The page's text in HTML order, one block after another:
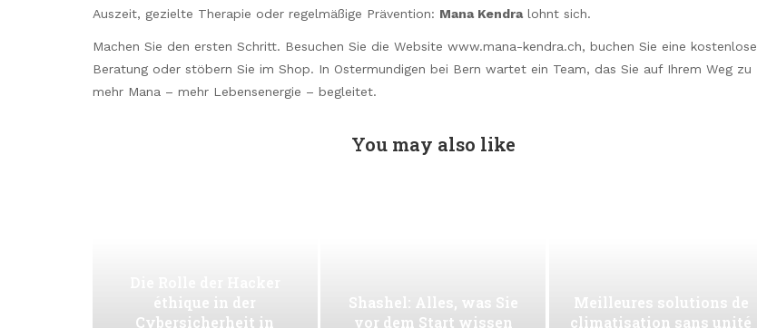
Auszeit, gezielte Therapie oder regelmäßige Prävention: Mana Kendralohnt sich.
Machen Sie den ersten Schritt. Besuchen Sie die Website www.mana-kendra.ch, buchen Sie eine kostenlose
Beratung oder stöbern Sie im Shop. In Ostermundigen bei Bern wartet ein Team, das Sie auf Ihrem Weg zu
mehr Mana – mehr Lebensenergie – begleitet.
You may also like
éthique in der
Cybersicherheit in
Shashel: Alles, was Sie
vor dem Start wissen
Meilleures solutions de
climatisation sans unité